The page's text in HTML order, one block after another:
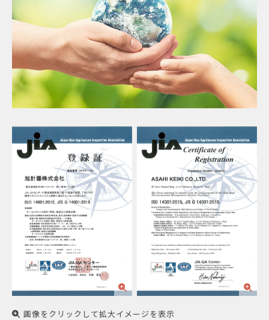
画像をクリックして拡大イメージを表示